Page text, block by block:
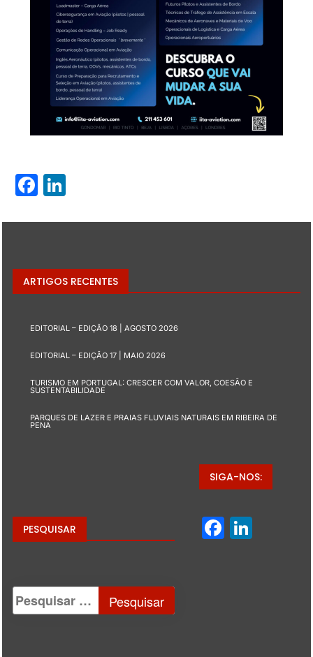
Facebook
ARTIGOS RECENTES
EDITORIAL – EDIÇÃO 18 | AGOSTO 2026
EDITORIAL – EDIÇÃO 17 | MAIO 2026
TURISMO EM PORTUGAL: CRESCER COM VALOR, COESÃO E
SUSTENTABILIDADE
PARQUES DE LAZER E PRAIAS FLUVIAIS NATURAIS EM RIBEIRA DE
PENA
PESQUISAR
SIGA-NOS: